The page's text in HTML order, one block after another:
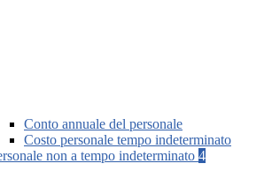
Conto annuale del personale
Costo personale tempo indeterminato
non a tempo indeterminato 4